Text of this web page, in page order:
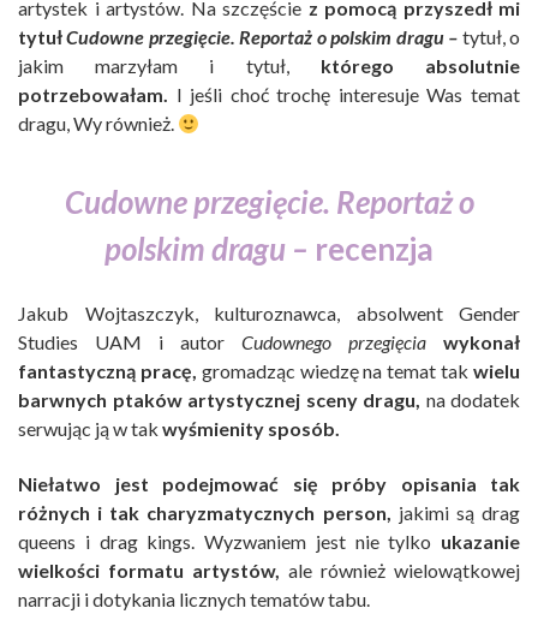
artystek i artystów. Na szczęście z pomocą przyszedł mi
tytułCudowne przegięcie. Reportaż o polskim dragu – tytuł, o
jakim marzyłam i tytuł, którego absolutnie
potrzebowałam. I jeśli choć trochę interesuje Was temat
dragu, Wy również.
Cudowne przegięcie. Reportaż o
polskim dragu – recenzja
Jakub Wojtaszczyk, kulturoznawca, absolwent Gender
Studies UAM i autor Cudownego przegięcia wykonał
fantastyczną pracę, gromadząc wiedzę na temat takwielu
barwnych ptaków artystycznej sceny dragu, na dodatek
serwując ją w tak wyśmienity sposób.
Niełatwo jest podejmować się próby opisania tak
różnych i tak charyzmatycznych person, jakimi są drag
queens i drag kings. Wyzwaniem jest nie tylko ukazanie
wielkości formatu artystów, ale również wielowątkowej
narracji i dotykania licznych tematów tabu.